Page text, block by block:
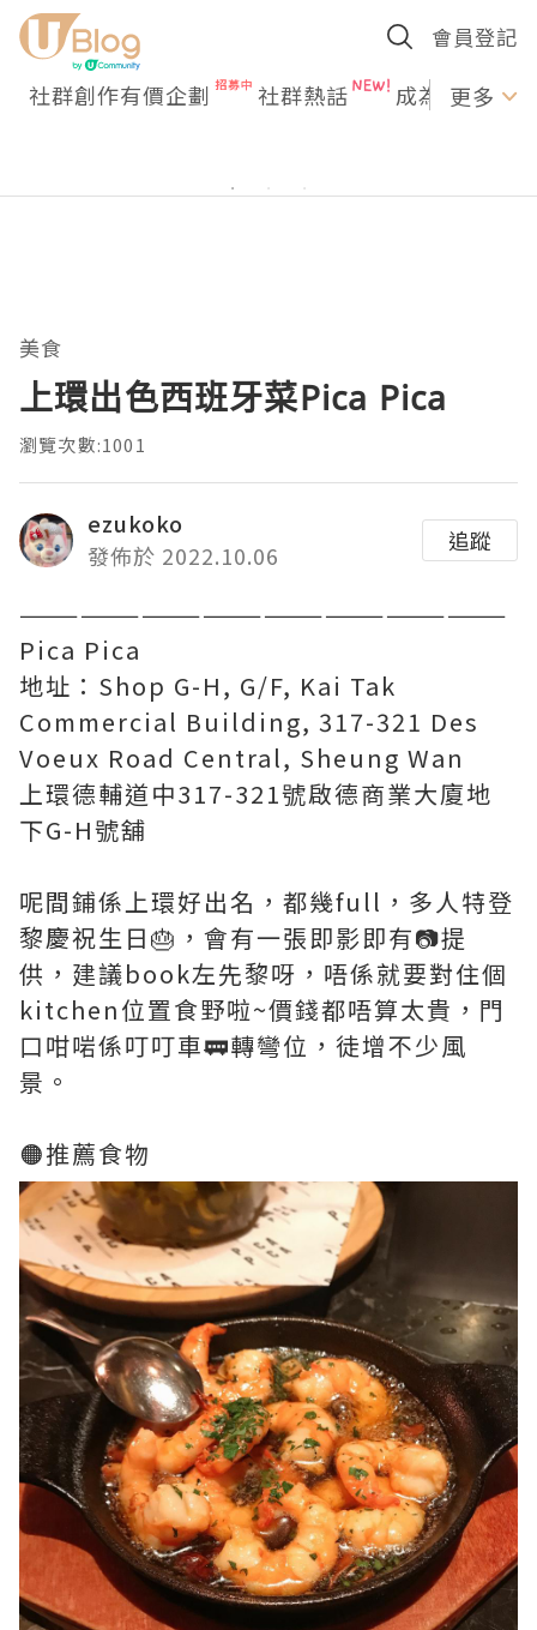
會員登記
社群創作有價企劃 社群熱話 成為U更多
美食
上環出色西班牙菜Pica Pica
瀏覽次數:1001
ezukoko
發佈於 2022.10.06
追蹤
————————————————————————
Pica Pica
地址：Shop G-H, G/F, Kai Tak
Commercial Building, 317-321 Des
Voeux Road Central, Sheung Wan
上環德輔道中317-321號啟德商業大廈地
下G-H號舖
呢間鋪係上環好出名，都幾full，多人特登
黎慶祝生日🎂，會有一張即影即有📷提
供，建議book左先黎呀，唔係就要對住個
kitchen位置食野啦~價錢都唔算太貴，門
口咁啱係叮叮車🚃轉彎位，徒增不少風
景。
🟠推薦食物